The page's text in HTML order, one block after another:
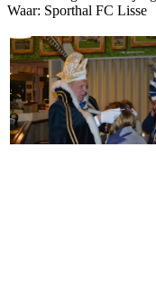
Waar: Sporthal FC Lisse